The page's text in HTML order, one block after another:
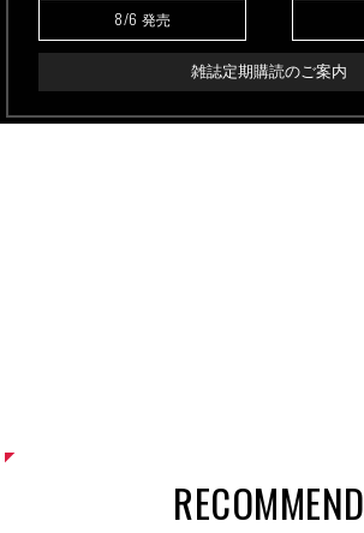
8/6 発売
雑誌定期購読のご案内
RECOMMEND